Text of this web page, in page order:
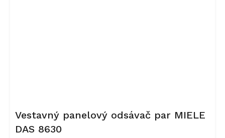
Vestavný panelový odsávač par MIELE
DAS 8630